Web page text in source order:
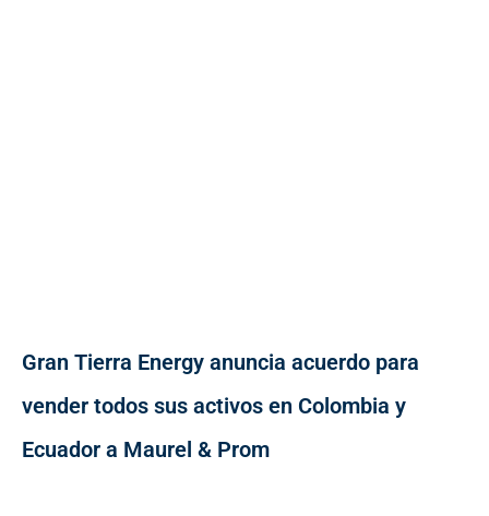
Gran Tierra Energy anuncia acuerdo para
vender todos sus activos en Colombia y
Ecuador a Maurel & Prom